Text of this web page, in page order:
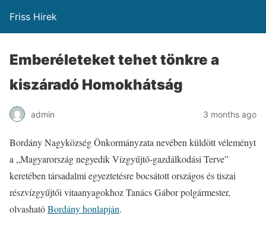
Friss Hirek
Emberéleteket tehet tönkre a
kiszáradó Homokhátság
admin 3 months ago
Bordány Nagyközség Önkormányzata nevében küldött véleményt
a „Magyarország negyedik Vízgyűjtő-gazdálkodási Terve”
keretében társadalmi egyeztetésre bocsátott országos és tiszai
részvízgyűjtői vitaanyagokhoz Tanács Gábor polgármester,
olvashatóBordány honlapján.